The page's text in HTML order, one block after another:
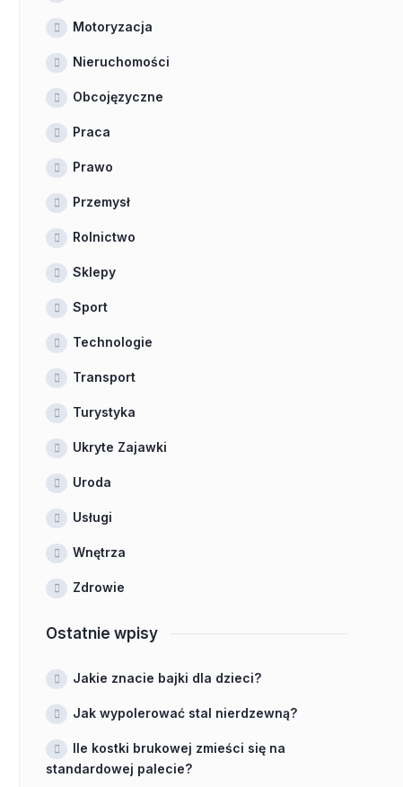
Motoryzacja
Nieruchomości
Obcojęzyczne
Praca
Prawo
Przemysł
Rolnictwo
Sklepy
Sport
Technologie
Transport
Turystyka
Ukryte Zajawki
Uroda
Usługi
Wnętrza
Zdrowie
Ostatnie wpisy
Jakie znacie bajki dla dzieci?
Jak wypolerować stal nierdzewną?
Ile kostki brukowej zmieści się na
standardowej palecie?